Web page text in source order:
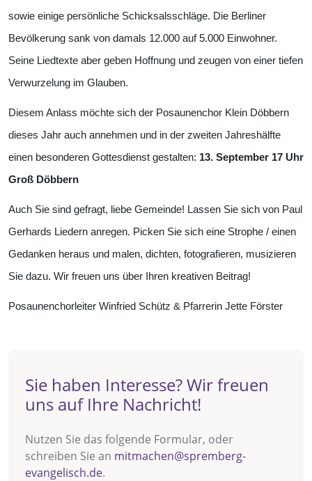
sowie einige persönliche Schicksalsschläge. Die Berliner
Bevölkerung sank von damals 12.000 auf 5.000 Einwohner.
Seine Liedtexte aber geben Hoffnung und zeugen von einer tiefen
Verwurzelung im Glauben.
Diesem Anlass möchte sich der Posaunenchor Klein Döbbern
dieses Jahr auch annehmen und in der zweiten Jahreshälfte
einen besonderen Gottesdienst gestalten: 13. September 17 Uhr
Groß Döbbern
Auch Sie sind gefragt, liebe Gemeinde! Lassen Sie sich von Paul
Gerhards Liedern anregen. Picken Sie sich eine Strophe / einen
Gedanken heraus und malen, dichten, fotografieren, musizieren
Sie dazu. Wir freuen uns über Ihren kreativen Beitrag!
Posaunenchorleiter Winfried Schütz & Pfarrerin Jette Förster
Sie haben Interesse? Wir freuen
uns auf Ihre Nachricht!
Nutzen Sie das folgende Formular, oder
schreiben Sie an mitmachen@spremberg-
evangelisch.de.